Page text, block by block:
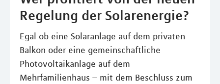
Regelung der Solarenergie?
Egal ob eine Solaranlage auf dem privaten
Balkon oder eine gemeinschaftliche
Photovoltaikanlage auf dem
Mehrfamilienhaus – mit dem Beschluss zum